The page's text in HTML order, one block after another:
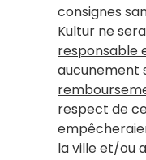
consignes
Kultur ne
responsable
aucunement
respect de
la ville et/ou